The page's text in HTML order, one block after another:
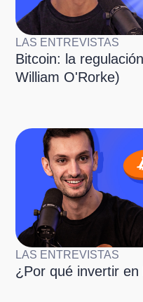
LAS ENTREVISTAS
Bitcoin: la
William O'Rorke)
LAS ENTREVISTAS
¿Por qué invertir